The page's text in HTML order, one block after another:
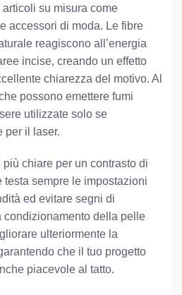
su misura come
accessori di moda. Le fibre
reagiscono all’energia
incise, creando un effetto
chiarezza del motivo. Al
possono emettere fumi
utilizzate solo se
per il laser.
chiare per un contrasto di
testa sempre le impostazioni
ed evitare segni di
condizionamento della pelle
ulteriormente la
che il tuo progetto
piacevole al tatto.